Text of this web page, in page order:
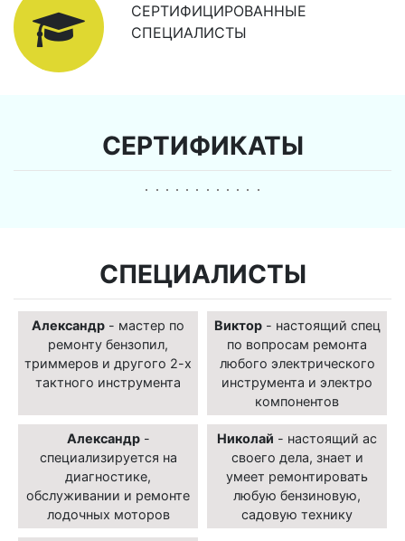
СЕРТИФИЦИРОВАННЫЕ
СПЕЦИАЛИСТЫ
СЕРТИФИКАТЫ
СПЕЦИАЛИСТЫ
Александр - мастер по
ремонту бензопил,
триммеров и другого 2-х
тактного инструмента
Виктор- настоящий спец
по вопросам ремонта
любого электрического
инструмента и электро
компонентов
Александр-
специализируется на
диагностике,
обслуживании и ремонте
лодочных моторов
Николай - настоящий ас
своего дела, знает и
умеет ремонтировать
любую бензиновую,
садовую технику